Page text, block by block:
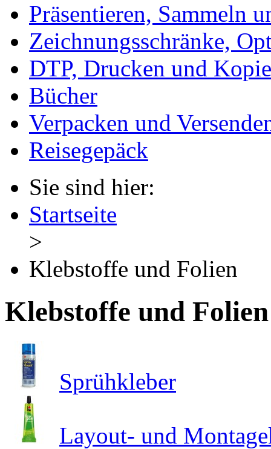
Präsentieren, Sammeln
Zeichnungsschränke,
DTP, Drucken und
Bücher
Verpacken und
Reisegepäck
Sie sind hier:
Startseite
>
Klebstoffe und Folien
Klebstoffe und Folien
Sprühkleber
Layout- und